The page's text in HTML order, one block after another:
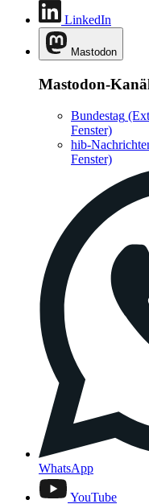
LinkedIn
Mastodon
Mastodon-
Bundestag
Fenster)
hib-
Fenster)
WhatsApp
YouTube